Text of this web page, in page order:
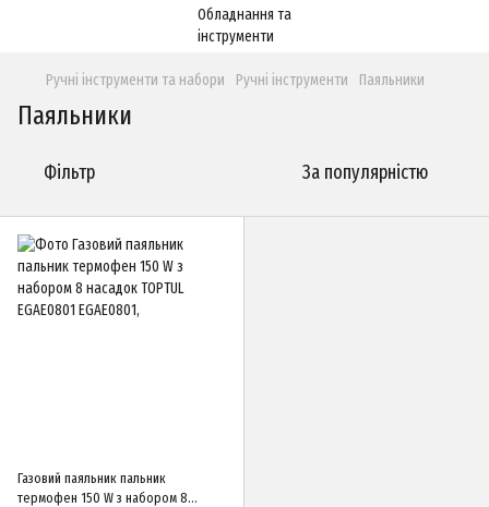
Ручні інструменти та набори Ручні інструменти Паяльники
Паяльники
Фільтр За популярністю
Газовий паяльник пальник
термофен 150 W з набором 8